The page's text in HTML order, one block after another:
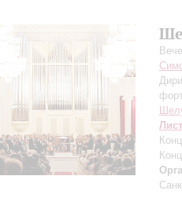
Лист